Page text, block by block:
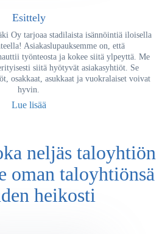
Esittely
Oy tarjoaa stadilaista isännöintiä iloisella
Asiakaslupauksemme on, että
työnteosta ja kokee siitä ylpeyttä. Me
siitä hyötyvät asiakasyhtiöt. Se
osakkaat, asukkaat ja vuokralaiset voivat
hyvin.
Lue lisää
neljäs taloyhtiön
oman taloyhtiönsä
heikosti